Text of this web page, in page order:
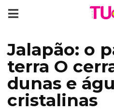
Jalapão: o
terra O
dunas e
cristalinas